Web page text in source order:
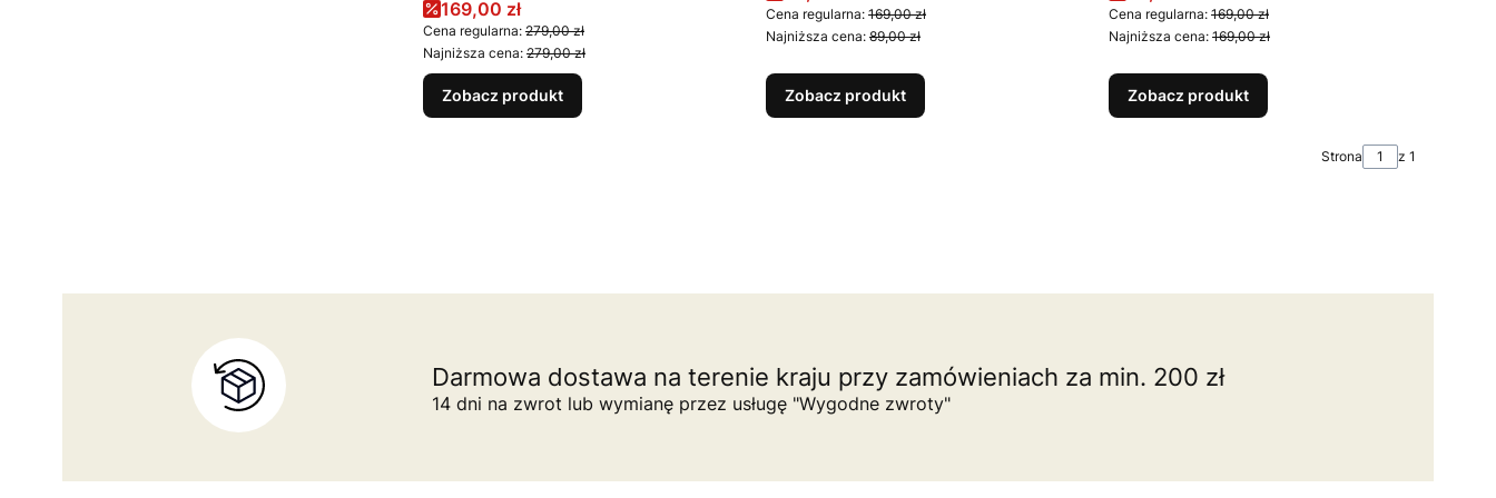
Cena promocyjna
169,00 zł
Cena regularna: 279,00 zł
Najniższa cena: 279,00 zł
Zobacz produkt
Cena regularna: 169,00 zł
Najniższa cena: 89,00 zł
Zobacz produkt
Cena regularna: 169,00 zł
Najniższa cena: 169,00 zł
Zobacz produkt
Strona z 1
Darmowa dostawa na terenie kraju przy zamówieniach za min. 200 zł
14 dni na zwrot lub wymianę przez usługę "Wygodne zwroty"